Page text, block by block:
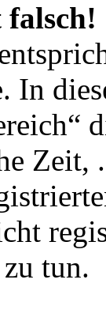
falsch!
In
Zeit,
tun.